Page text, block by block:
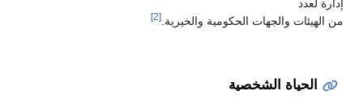
إدارة لعدد
من الهيئات والجهات الحكومية والخيرية. [2]
الحياة الشخصية